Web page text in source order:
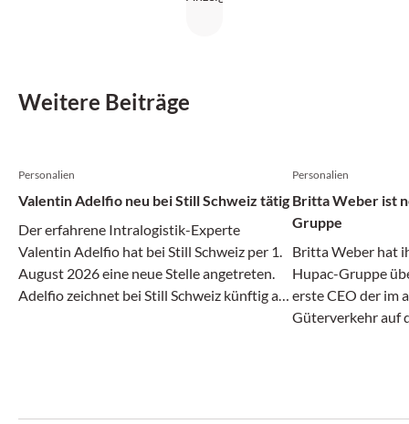
Weitere Beiträge
Personalien
Valentin Adelfio neu bei Still Schweiz tätig
Der erfahrene Intralogistik-Experte
Valentin Adelfio hat bei Still Schweiz per 1.
August 2026 eine neue Stelle angetreten.
Adelfio zeichnet bei Still Schweiz künftig als
Personalien
Britta Weber ist
Gruppe
Britta Weber hat
Hupac-Gruppe
erste CEO der im
Güterverkehr auf